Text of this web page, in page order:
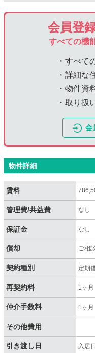
会員登
すべての機
・すべて
・詳細な
・物件資
・取り扱
会
物件詳細
賃料
管理費/共益費 なし
保証金 なし
償却 ご相
契約種別 定期
再契約料 1ヶ月
仲介手数料 1ヶ月
その他費用
引き渡し日 入居